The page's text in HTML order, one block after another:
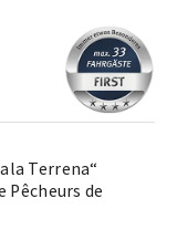
Terrena“
Pêcheurs de